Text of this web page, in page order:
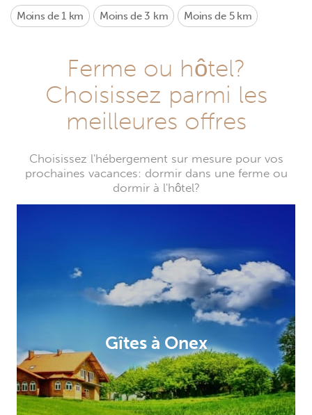
Moins de 1 km Moins de 3 km Moins de 5 km
Ferme ou hôtel?
Choisissez parmi les
meilleures offres
Choisissez l'hébergement sur mesure pour vos
prochaines vacances: dormir dans une ferme ou
dormir à l'hôtel?
Gîtes à Onex